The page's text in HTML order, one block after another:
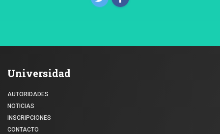
Universidad
AUTORIDADES
NOTICIAS
INSCRIPCIONES
CONTACTO